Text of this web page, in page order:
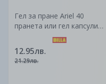
Гел за пране Ariel 40
пранета или гел капсули
Ariel Pods All in 1 28 бр.
Най - добра цена в Billa
12.95лв.
21.29лв.